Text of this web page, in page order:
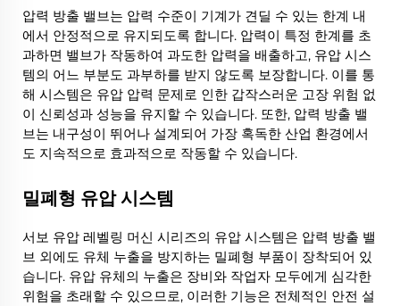
압력 방출 밸브는 압력 수준이 기계가 견딜 수 있는 한계 내
에서 안정적으로 유지되도록 합니다. 압력이 특정 한계를 초
과하면 밸브가 작동하여 과도한 압력을 배출하고, 유압 시스
템의 어느 부분도 과부하를 받지 않도록 보장합니다. 이를 통
해 시스템은 유압 압력 문제로 인한 갑작스러운 고장 위험 없
이 신뢰성과 성능을 유지할 수 있습니다. 또한, 압력 방출 밸
브는 내구성이 뛰어나 설계되어 가장 혹독한 산업 환경에서
도 지속적으로 효과적으로 작동할 수 있습니다.
밀폐형 유압 시스템
서보 유압 레벨링 머신 시리즈의 유압 시스템은 압력 방출 밸
브 외에도 유체 누출을 방지하는 밀폐형 부품이 장착되어 있
습니다. 유압 유체의 누출은 장비와 작업자 모두에게 심각한
위험을 초래할 수 있으므로, 이러한 기능은 전체적인 안전 설